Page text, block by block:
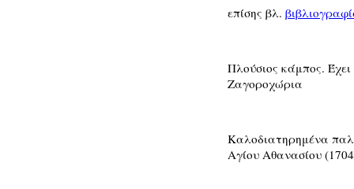
επίσης βλ.
Πλούσιος κάμπος.
Ζαγοροχώρια
Καλοδιατηρημένα
Αγίου Αθανασίου